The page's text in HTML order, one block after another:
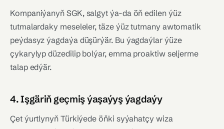
Kompaniýanyň SGK, salgyt ýa-da öň edilen ýüz
tutmalardaky meseleler, täze ýüz tutmany awtomatik
peýdasyz ýagdaýa düşürýär. Bu ýagdaýlar ýüze
çykarylyp düzedilip bolýar, emma proaktiw seljerme
talap edýär.
4. Işgäriň geçmiş ýaşaýyş ýagdaýy
Çet ýurtlynyň Türkiýede öňki syýahatçy wiza